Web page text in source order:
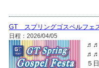
GT スプリングゴスペルフェ
日程：2026/04/05
５